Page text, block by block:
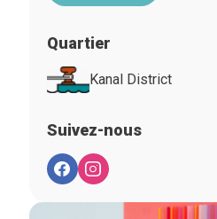
Quartier
Kanal District
Suivez-nous